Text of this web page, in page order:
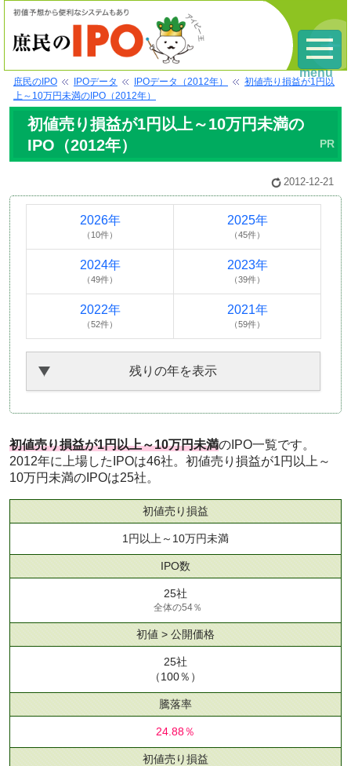
庶民のIPO IPOデータ IPOデータ（2012年）
初値売り損益が1円以
上～10万円未満のIPO（2012年）
初値売り損益が1円以上～10万円未満の
IPO（2012年）
2012-12-21
2026年
（10件）
2025年
（45件）
2024年
（49件）
2023年
（39件）
2022年
（52件）
2021年
（59件）
残りの年を表示
初値売り損益が1円以上～10万円未満のIPO一覧です。
2012年に上場したIPOは46社。初値売り損益が1円以上～
10万円未満のIPOは25社。
初値売り損益
1円以上～10万円未満
IPO数
25社
全体の54％
初値 > 公開価格
25社
（100％）
騰落率
24.88％
初値売り損益
menu